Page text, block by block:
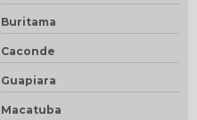
Buritama
Caconde
Guapiara
Macatuba